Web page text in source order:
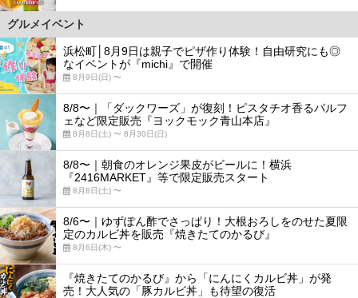
グルメイベント
浜松町│8月9日は親子でピザ作り体験！自由研究にも◎
なイベントが『michi』で開催
8月9日(日) 〜
8/8〜｜「ダックワーズ」が復刻！ピスタチオ香るパルフ
ェなど限定販売『ヨックモック青山本店』
8月8日(土) 〜 8月30日(日)
8/8〜｜朝食のオレンジ果皮がビールに！横浜
『2416MARKET』等で限定販売スタート
8月8日(土) 〜
8/6〜｜ゆずぽん酢でさっぱり！大根おろしをのせた夏限
定のカルビ丼を販売『焼きたてのかるび』
8月6日(木) 〜
『焼きたてのかるび』から「にんにくカルビ丼」が発
売！大人気の「豚カルビ丼」も待望の復活